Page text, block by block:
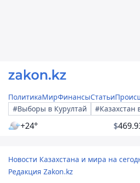
ПолитикаМирФинансыСтатьи
#Выборы в Курултай
#Казахстан
+24° $
Новости Казахстана и мира на
Редакция Zakon.kz